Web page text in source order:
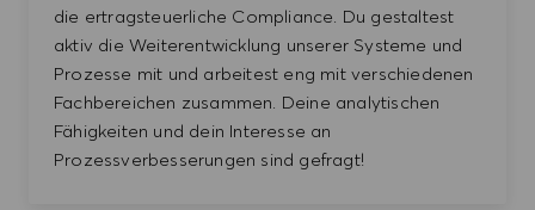
die ertragsteuerliche Compliance. Du gestaltest
aktiv die Weiterentwicklung unserer Systeme und
Prozesse mit und arbeitest eng mit verschiedenen
Fachbereichen zusammen. Deine analytischen
Fähigkeiten und dein Interesse an
Prozessverbesserungen sind gefragt!